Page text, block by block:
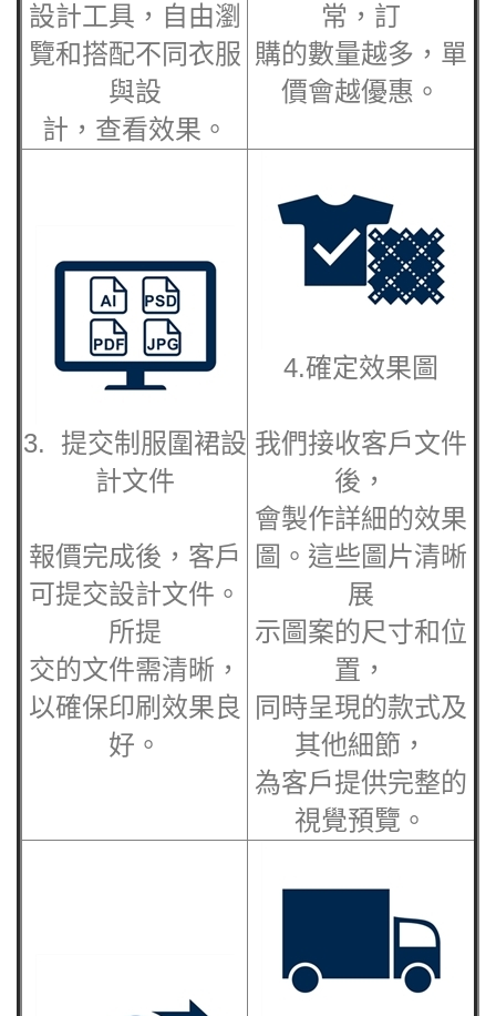
設計工具，自由瀏
覽和搭配不同衣服
與設
計，查看效果。
常，訂
購的數量越多，單
價會越優惠。
3. 提交制服圍裙設
計文件
報價完成後，客戶
可提交設計文件。
所提
交的文件需清晰，
以確保印刷效果良
好。
4.確定效果圖
我們接收客戶文件
後，
會製作詳細的效果
圖。這些圖片清晰
展
示圖案的尺寸和位
置，
同時呈現的款式及
其他細節，
為客戶提供完整的
視覺預覽。